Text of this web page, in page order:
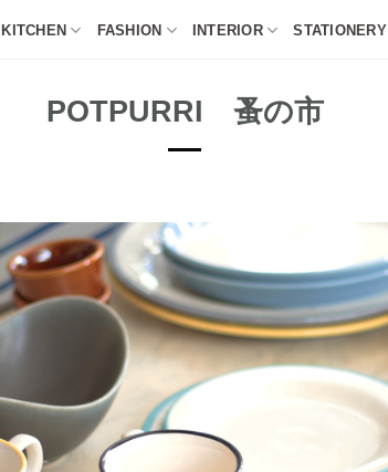
KITCHEN FASHION INTERIOR STATIONERY
POTPURRI 蚤の市